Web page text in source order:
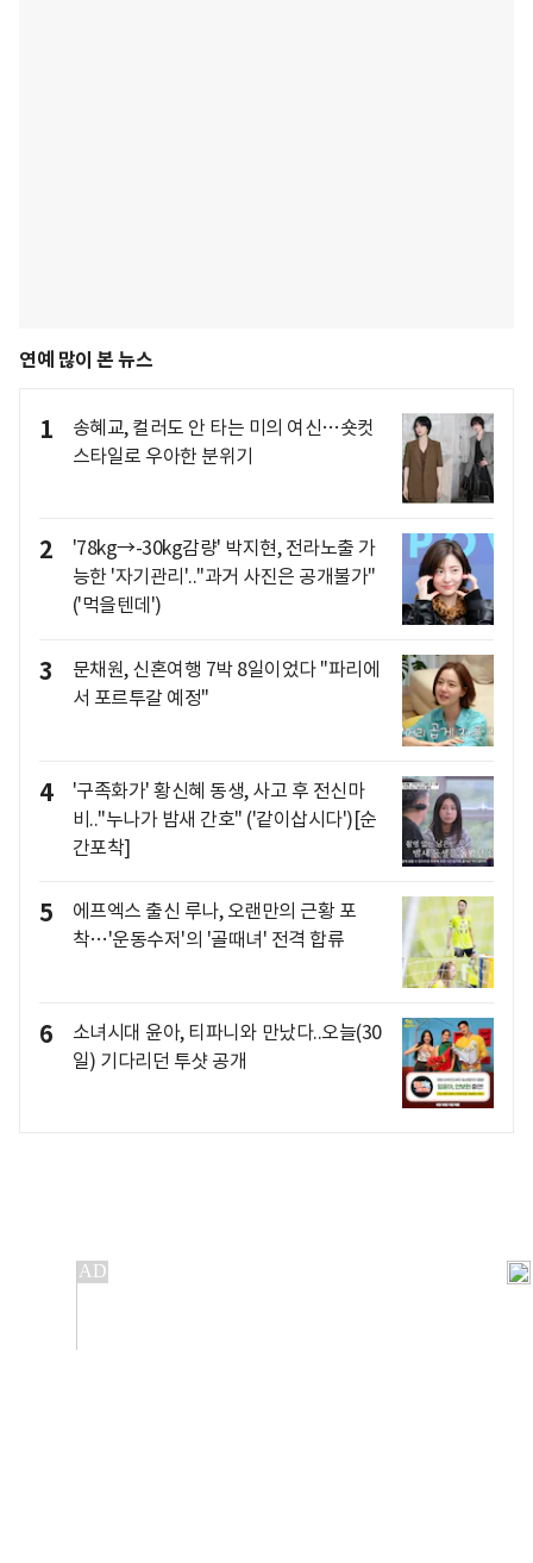
연예 많이 본 뉴스
1
송혜교, 컬러도 안 타는 미의 여신…숏컷
스타일로 우아한 분위기
2
'78kg→-30kg감량' 박지현, 전라노출 가
능한 '자기관리'.."과거 사진은 공개불가"
('먹을텐데')
3
문채원, 신혼여행 7박 8일이었다 "파리에
서 포르투갈 예정"
4
'구족화가' 황신혜 동생, 사고 후 전신마
비.."누나가 밤새 간호" ('같이삽시다')[순
간포착]
5
에프엑스 출신 루나, 오랜만의 근황 포
착…'운동수저'의 '골때녀' 전격 합류
6
소녀시대 윤아, 티파니와 만났다..오늘(30
일) 기다리던 투샷 공개